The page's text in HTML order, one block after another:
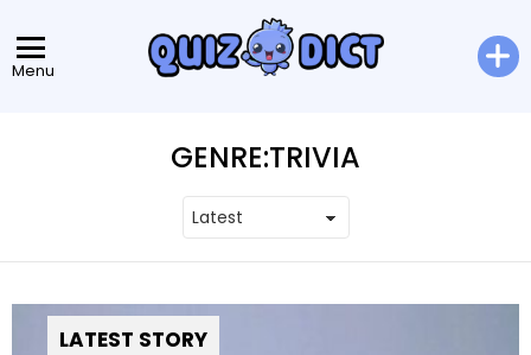
Menu
GENRE:TRIVIA
LATEST STORY